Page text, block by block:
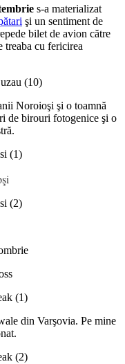
s-a materializat
şi un sentiment de
bilet de avion către
treaba cu fericirea
Noroioşi şi o toamnă
de birouri fotogenice şi o
din Varşovia. Pe mine